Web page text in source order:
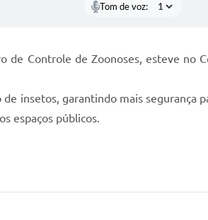
Tom de voz:
Controle de Zoonoses, esteve no
insetos, garantindo mais segurança
espaços públicos.